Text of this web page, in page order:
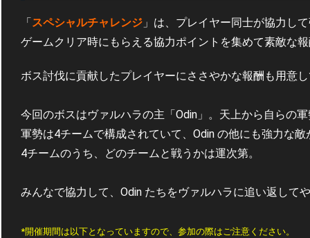
「 スペシャルチャレンジ 」は、プレイヤー同士が協力し
ゲームクリア時にもらえる協力ポイントを集めて素敵な
ボス討伐に貢献したプレイヤーにささやかな報酬も用意
今回のボスはヴァルハラの主「Odin」。天上から自らの
軍勢は4チームで構成されていて、Odin の他にも強力な
4チームのうち、どのチームと戦うかは運次第。
みんなで協力して、Odin たちをヴァルハラに追い返して
*開催期間は以下となっていますので、参加の際はご注意ください。